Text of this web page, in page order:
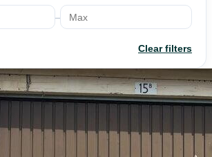
–
Clear filters